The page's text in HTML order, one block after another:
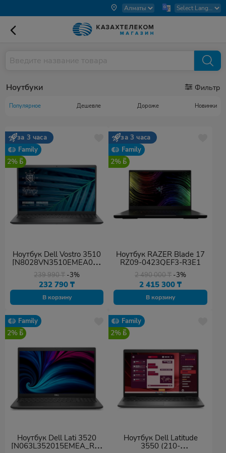
Ноутбуки Фильтр
Популярное Дешевле Дороже Новинки
за 3 часа
Family
2%
Ноутбук Dell Vostro 3510
[N8028VN3510EMEA01_
2201_UBU] 20
239 990₸ -3%
232 790₸
В корзину
за 3 часа
Family
2%
Ноутбук RAZER Blade 17
RZ09-0423QEF3-R3E1
2 490 000₸ -3%
2 415 300₸
В корзину
Family
2%
Ноутбук Dell Lati 3520
[N063L352015EMEA_REF
Family
2%
Ноутбук Dell Latitude
3550 (210-